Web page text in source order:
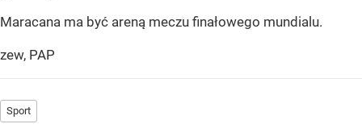
Maracana ma być areną meczu finałowego mundialu.
zew, PAP
Sport